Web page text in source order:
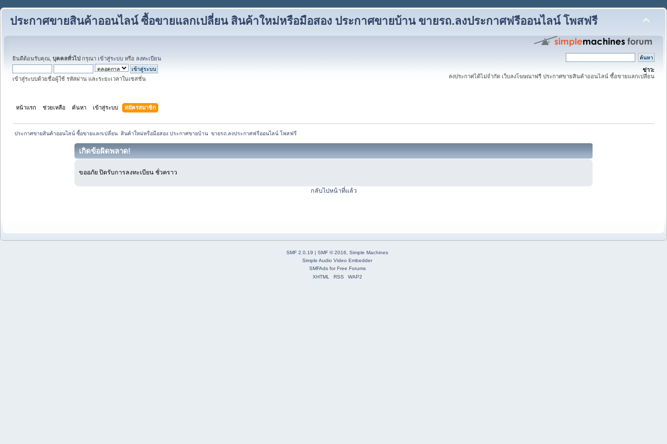
ประกาศขายสินค้าออนไลน์ ซื้อขายแลกเปลี่ยน สินค้าใหม่หรือมือสอง ประกาศขายบ้าน ขายรถ.ลงประกาศฟรีออนไลน์ โพสฟรี
ยินดีต้อนรับคุณ, บุคคลทั่วไป กรุณา เข้าสู่ระบบ หรือ ลงทะเบียน
เข้าสู่ระบบด้วยชื่อผู้ใช้ รหัสผ่าน และระยะเวลาในเซสชั่น
ข่าว:
ลงประกาศได้ไม่จำกัด เว็บลงโฆษณาฟรี ประกาศขายสินค้าออนไลน์ ซื้อขายแลกเปลี่ยน
หน้าแรก ช่วยเหลือ ค้นหา เข้าสู่ระบบ สมัครสมาชิก
ประกาศขายสินค้าออนไลน์ ซื้อขายแลกเปลี่ยน  สินค้าใหม่หรือมือสอง ประกาศขายบ้าน  ขายรถ.ลงประกาศฟรีออนไลน์ โพสฟรี
เกิดข้อผิดพลาด!
ขออภัย ปิดรับการลงทะเบียน ชั่วคราว
กลับไปหน้าที่แล้ว
SMF 2.0.19 | SMF © 2016, Simple Machines
Simple Audio Video Embedder
SMFAdsforFree Forums
XHTML
RSS WAP2